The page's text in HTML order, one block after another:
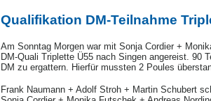
Qualifikation DM-Teilnahme
Am Sonntag Morgen war mit Sonja Cordier +
DM-Quali Triplette Ü55 nach Singen angereist. 90
DM zu ergattern. Hierfür mussten 2 Poules
Frank Naumann + Adolf Stroh + Martin Schubert